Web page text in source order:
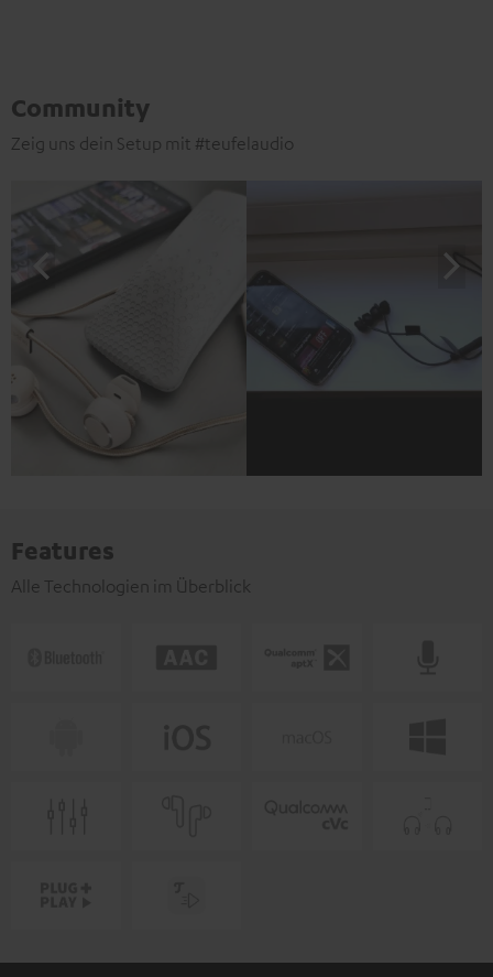
Community
Zeig uns dein Setup mit #teufelaudio
Features
Alle Technologien im Überblick